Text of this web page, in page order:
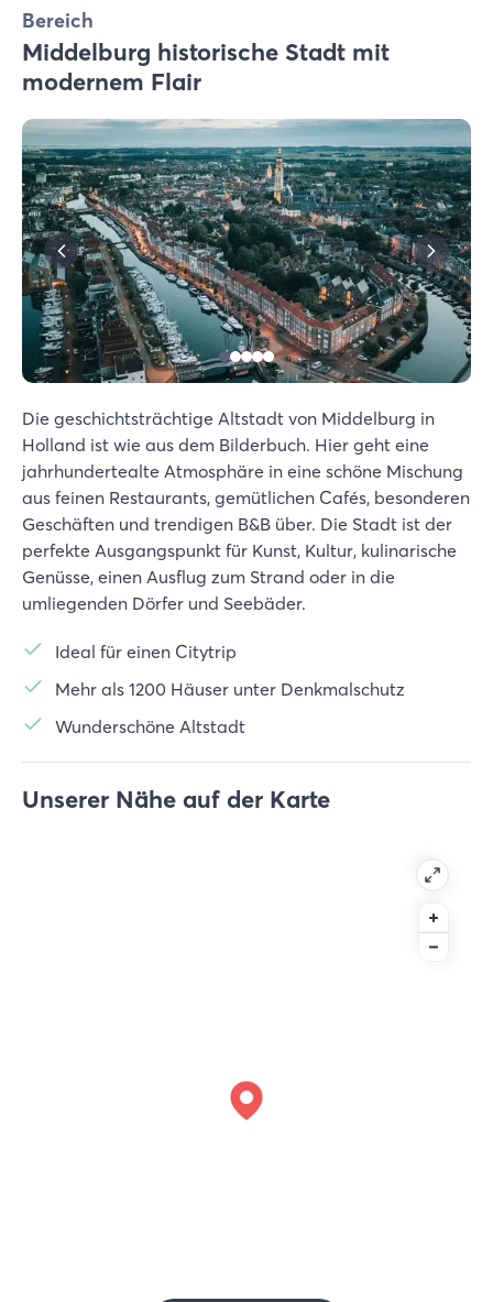
Bereich
Middelburg historische Stadt mit
modernem Flair
Die geschichtsträchtige Altstadt von Middelburg in
Holland ist wie aus dem Bilderbuch. Hier geht eine
jahrhundertealte Atmosphäre in eine schöne Mischung
aus feinen Restaurants, gemütlichen Cafés, besonderen
Geschäften und trendigen B&B über. Die Stadt ist der
perfekte Ausgangspunkt für Kunst, Kultur, kulinarische
Genüsse, einen Ausflug zum Strand oder in die
umliegenden Dörfer und Seebäder.
Ideal für einen Citytrip
Mehr als 1200 Häuser unter Denkmalschutz
Wunderschöne Altstadt
Unserer Nähe auf der Karte